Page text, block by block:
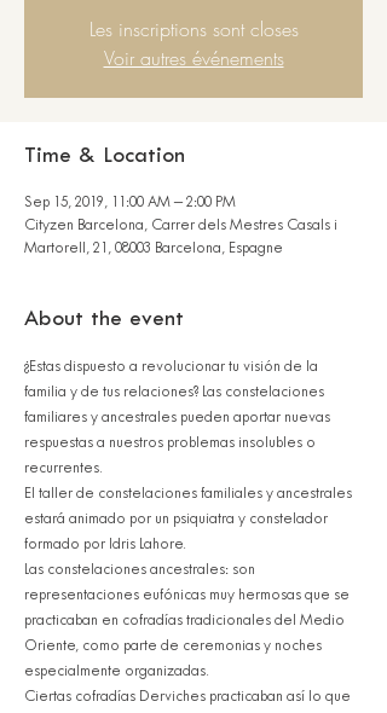
Les inscriptions sont closes
Voir autres événements
Time & Location
Sep 15, 2019, 11:00 AM – 2:00 PM
Cityzen Barcelona, Carrer dels Mestres Casals i
Martorell, 21, 08003 Barcelona, Espagne
About the event
¿Estas dispuesto a revolucionar tu visión de la
familia y de tus relaciones? Las constelaciones
familiares y ancestrales pueden aportar nuevas
respuestas a nuestros problemas insolubles o
recurrentes.
El taller de constelaciones familiales y ancestrales
estará animado por un psiquiatra y constelador
formado por Idris Lahore.
Las constelaciones ancestrales: son
representaciones eufónicas muy hermosas que se
practicaban en cofradías tradicionales del Medio
Oriente, como parte de ceremonias y noches
especialmente organizadas.
Ciertas cofradías Derviches practicaban así lo que